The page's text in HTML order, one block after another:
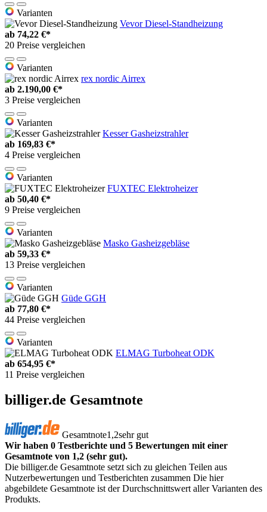
Varianten
Vevor Diesel-Standheizung
ab 74,22 €*
20 Preise vergleichen
Varianten
rex nordic Airrex
ab 2.190,00 €*
3 Preise vergleichen
Varianten
Kesser Gasheizstrahler
ab 169,83 €*
4 Preise vergleichen
Varianten
FUXTEC Elektroheizer
ab 50,40 €*
9 Preise vergleichen
Varianten
Masko Gasheizgebläse
ab 59,33 €*
13 Preise vergleichen
Varianten
Güde GGH
ab 77,80 €*
44 Preise vergleichen
Varianten
ELMAG Turboheat ODK
ab 654,95 €*
11 Preise vergleichen
billiger.de Gesamtnote
Gesamtnote1,2sehr gut
Wir haben 0 Testberichte und 5 Bewertungen mit einer
Gesamtnote von 1,2 (sehr gut).
Die billiger.de Gesamtnote setzt sich zu gleichen Teilen aus
Nutzerbewertungen und Testberichten zusammen Die hier
abgebildete Gesamtnote ist der Durchschnittswert aller Varianten des
Produkts.